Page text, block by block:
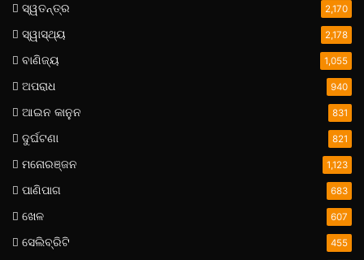
ସ୍ୱତନ୍ତ୍ର 2,170
ସ୍ୱାସ୍ଥ୍ୟ 2,178
ବାଣିଜ୍ୟ 1,055
ଅପରାଧ 940
ଆଇନ କାନୁନ 831
ଦୁର୍ଘଟଣା 821
ମନୋରଞ୍ଜନ 1,123
ପାଣିପାଗ 683
ଖେଳ 607
ସେଲିବ୍ରିଟି 455